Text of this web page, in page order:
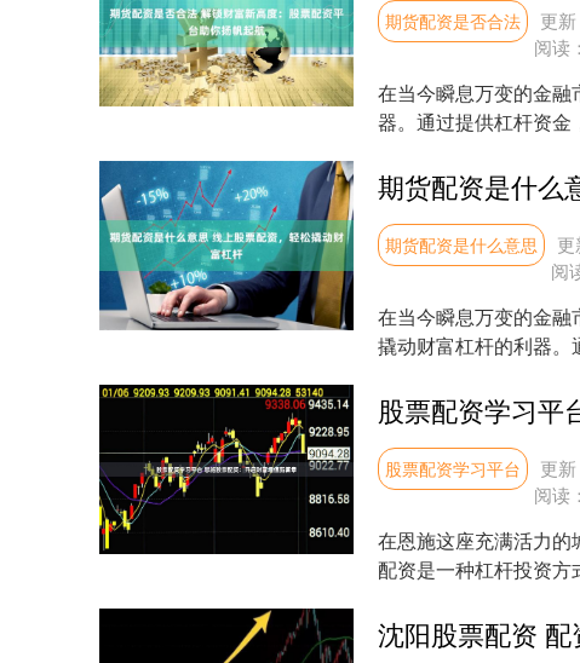
期货配资是否合法 更
阅读：
在当今瞬息万变的金
器。通过提供杠杆资
期货配资是什么意思
阅
在当今瞬息万变的金
撬动财富杠杆的利器。
股票配资学习平台 更
阅读：
在恩施这座充满活力
配资是一种杠杆投资